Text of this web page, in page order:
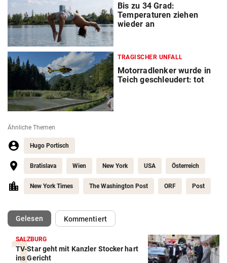
Bis zu 34 Grad:
Temperaturen ziehen
wieder an
TRAGISCHER UNFALL
Motorradlenker wurde in
Teich geschleudert: tot
Ähnliche Themen
Hugo Portisch
Bratislava Wien New York USA Österreich
New York Times The Washington Post ORF Post
Gelesen(ausgewählt)Kommentiert
SALZBURG
TV-Star geht mit Kanzler Stocker hart
ins Gericht